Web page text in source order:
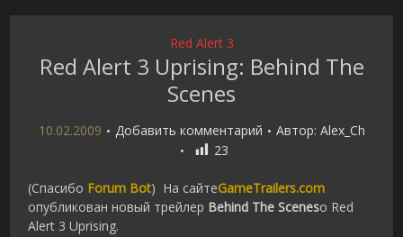
Red Alert 3
Red Alert 3 Uprising: Behind The
Scenes
10.02.2009 Добавить комментарий Автор: Alex_Ch
23
(Спасибо Forum Bot) На сайтеGameTrailers.com
опубликован новый трейлер Behind The Scenesо Red
Alert 3 Uprising.